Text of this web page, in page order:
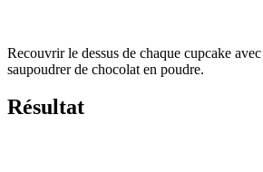
Recouvrir le dessus de chaque cupcake
saupoudrer de chocolat en poudre.
Résultat